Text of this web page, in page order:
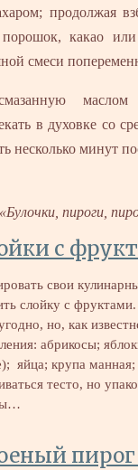
продолжая
какао
смеси
в духовке со
несколько минут
«Булочки, пироги,
с
свои
слойку с
но, как
абрикосы;
яйца; крупа манная;
тесто, но
пирог